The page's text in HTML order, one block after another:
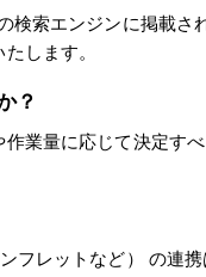
索エンジンに掲載さ
します。
？
業量に応じて決定すべ
フレットなど） の連携